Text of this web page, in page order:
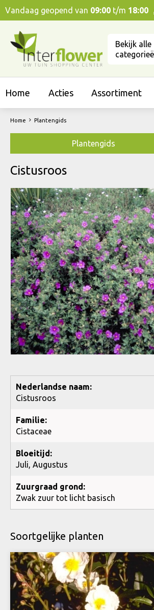
Ga
naar
Home Plantengids
Vandaag geopend van 09:00 t/m 18:00
Bekijk alle
Home Acties Assortiment
Plantengids
Cistusroos
Nederlandse naam:
Cistusroos
Familie:
Cistaceae
Bloeitijd:
Juli, Augustus
Zuurgraad grond:
Zwak zuur tot licht basisch
Soortgelijke planten